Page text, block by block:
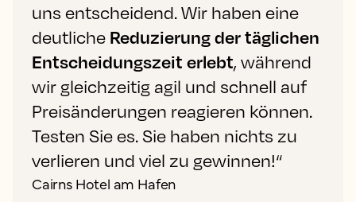
uns entscheidend. Wir haben eine
deutliche Reduzierung der täglichen
Entscheidungszeit erlebt, während
wir gleichzeitig agil und schnell auf
Preisänderungen reagieren können.
Testen Sie es. Sie haben nichts zu
verlieren und viel zu gewinnen!“
Cairns Hotel am Hafen